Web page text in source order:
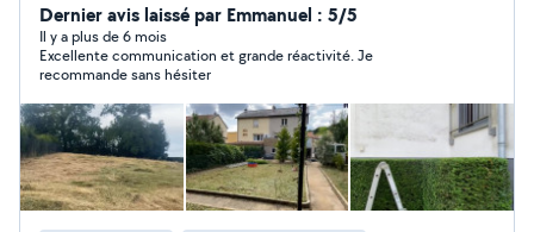
terme d'entretien à votre service. Tonte,
débroussaillage, taille de haie, petit élagage. Mais aussi
d'aménagement de jardin, création de massif, petite
maçonnerie, semis de gazon. Toujours souriant, vous
satisfaire est mon objectif.
Dernier avis laissé par Emmanuel : 5/5
Il y a plus de 6 mois
Excellente communication et grande réactivité. Je
recommande sans hésiter